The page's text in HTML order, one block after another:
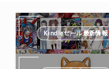
Kindleセール最新情報